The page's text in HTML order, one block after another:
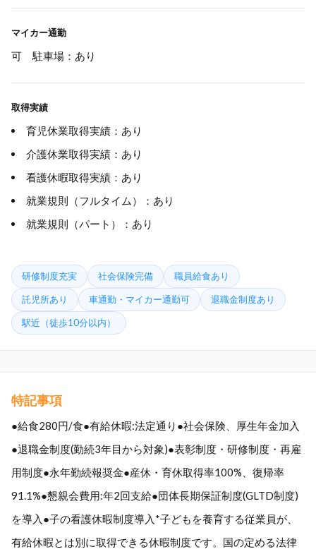
マイカー通勤
可 駐車場：あり
取得実績
育児休業取得実績：あり
介護休業取得実績：あり
看護休暇取得実績：あり
就業規則（フルタイム）：あり
就業規則（パート）：あり
研修制度充実 社会保険完備 職員給食あり
託児所あり 車通勤・マイカー通勤可 退職金制度あり
駅近（徒歩10分以内）
特記事項
●給食280円/食●有給休暇:法定通り●社会保険、厚生年金加入
●退職金制度(勤続3年目から対象)●表彰制度・研修制度・再雇
用制度●永年勤続報奨金●産休・育休取得率100%、復帰率
91.1%●懇親会費用:年2回支給●団体長期保証制度(GLTD制度)
を導入●子の看護休暇制度導入*子どもを養育する従業員が、
有給休暇とは別に取得できる休暇制度です。国の定める法律